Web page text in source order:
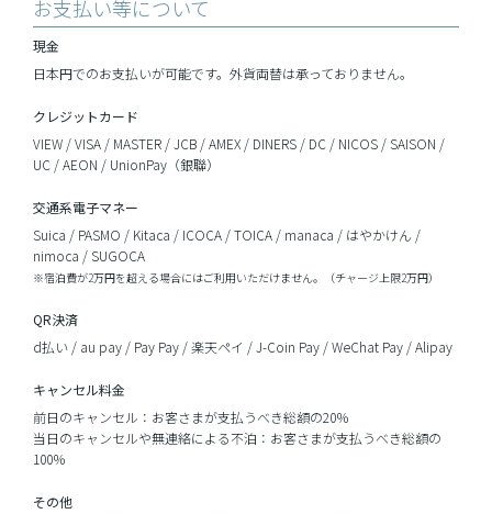
お支払い等について
現金
日本円でのお支払いが可能です。外貨両替は承っておりません。
クレジットカード
VIEW / VISA / MASTER / JCB / AMEX / DINERS / DC / NICOS / SAISON /
UC / AEON / UnionPay（銀聯）
交通系電子マネー
Suica / PASMO / Kitaca / ICOCA / TOICA / manaca / はやかけん /
nimoca / SUGOCA
※宿泊費が2万円を超える場合にはご利用いただけません。（チャージ上限2万円）
QR決済
d払い / au pay / Pay Pay / 楽天ペイ / J-Coin Pay / WeChat Pay / Alipay
キャンセル料金
前日のキャンセル：お客さまが支払うべき総額の20％
当日のキャンセルや無連絡による不泊：お客さまが支払うべき総額の
100％
その他